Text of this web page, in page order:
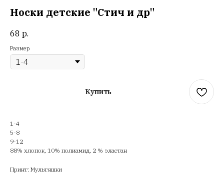
Носки детские "Стич и др"
68 р.
Размер
Купить
1-4
5-8
9-12
88% хлопок, 10% полиамид, 2 % эластан
Принт: Мультяшки